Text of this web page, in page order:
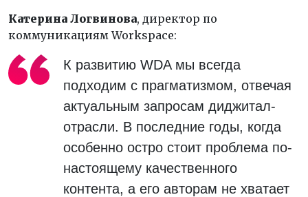
Катерина Логвинова, директор по
коммуникациям Workspace:
К развитию WDA мы всегда
подходим с прагматизмом, отвечая
актуальным запросам диджитал-
отрасли. В последние годы, когда
особенно остро стоит проблема по-
настоящему качественного
контента, а его авторам не хватает